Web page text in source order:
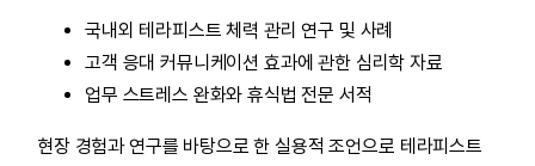
국내외 테라피스트 체력 관리 연구 및 사례
고객 응대 커뮤니케이션 효과에 관한 심리학 자료
업무 스트레스 완화와 휴식법 전문 서적
현장 경험과 연구를 바탕으로 한 실용적 조언으로 테라피스트